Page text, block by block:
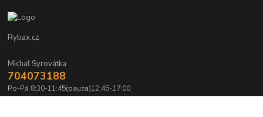
Rybax.cz
Michal Syrovátka
704073188
Po-Pá 8:30-11:45(pauza)12:45-17:00